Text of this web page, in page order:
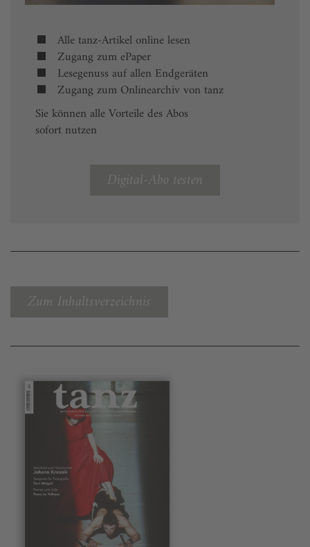
Alle tanz-Artikel online lesen
Zugang zum ePaper
Lesegenuss auf allen Endgeräten
Zugang zum Onlinearchiv von tanz
Sie können alle Vorteile des Abos
sofort nutzen
Digital-Abo testen
Zum Inhaltsverzeichnis